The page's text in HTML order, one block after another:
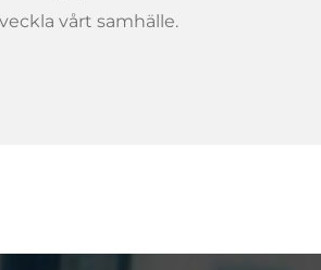
vårt samhälle.